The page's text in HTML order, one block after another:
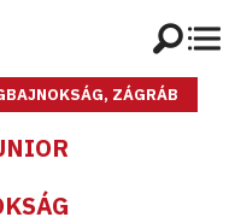
ZÁGRÁB